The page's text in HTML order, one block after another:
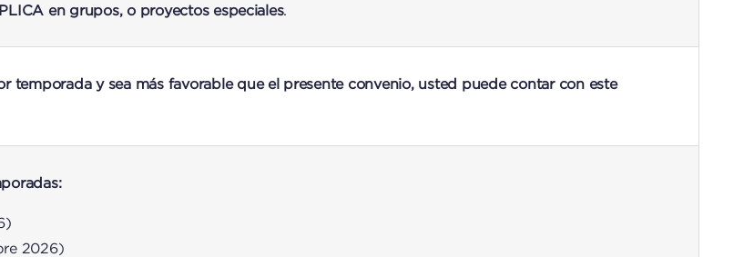
en grupos, o proyectos especiales.
temporada y sea más favorable que el presente convenio, usted puede contar con este
2026)